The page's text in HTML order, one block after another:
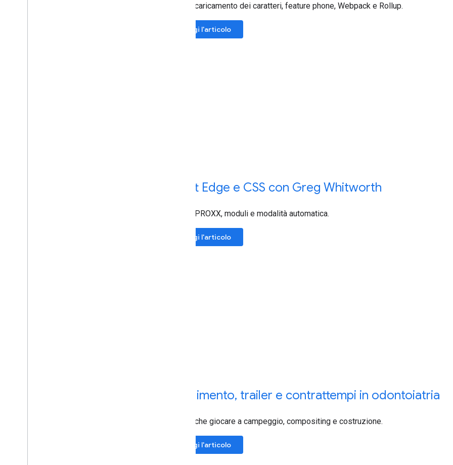
Inoltre, caricamento dei caratteri, feature phone, Webpack e Rollup.
Leggi l'articolo
Chatt Edge e CSS con Greg Whitworth
Inoltre, PROXX, moduli e modalità automatica.
Leggi l'articolo
Rendimento, trailer e contrattempi in odontoiatria
Puoi anche giocare a campeggio, compositing e costruzione.
Leggi l'articolo